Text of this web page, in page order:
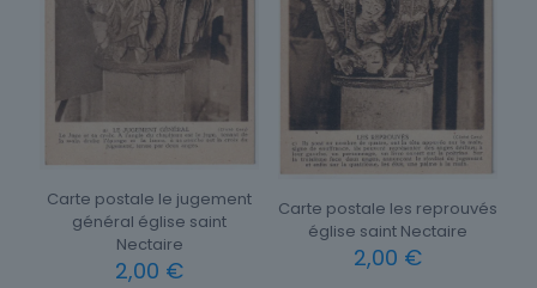
Carte postale le jugement
général église saint
Nectaire
2,00 €
Carte postale les reprouvés
église saint Nectaire
2,00 €